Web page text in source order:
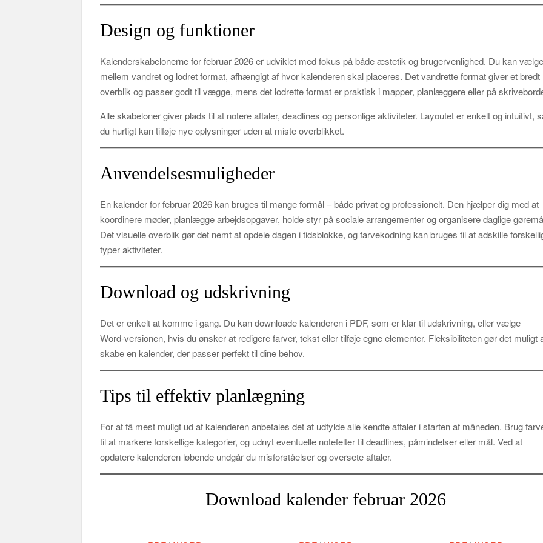
Design og funktioner
Kalenderskabelonerne for februar 2026 er udviklet med fokus på både æstetik og brugervenlighed. Du kan vælge
mellem vandret og lodret format, afhængigt af hvor kalenderen skal placeres. Det vandrette format giver et bredt
overblik og passer godt til vægge, mens det lodrette format er praktisk i mapper, planlæggere eller på
Alle skabeloner giver plads til at notere aftaler, deadlines og personlige aktiviteter. Layoutet er enkelt og intuitivt,
du hurtigt kan tilføje nye oplysninger uden at miste overblikket.
Anvendelsesmuligheder
En kalender for februar 2026 kan bruges til mange formål – både privat og professionelt. Den hjælper dig med at
koordinere møder, planlægge arbejdsopgaver, holde styr på sociale arrangementer og organisere daglige
Det visuelle overblik gør det nemt at opdele dagen i tidsblokke, og farvekodning kan bruges til at adskille
typer aktiviteter.
Download og udskrivning
Det er enkelt at komme i gang. Du kan downloade kalenderen i PDF, som er klar til udskrivning, eller vælge
Word‑versionen, hvis du ønsker at redigere farver, tekst eller tilføje egne elementer. Fleksibiliteten gør det muligt
skabe en kalender, der passer perfekt til dine behov.
Tips til effektiv planlægning
For at få mest muligt ud af kalenderen anbefales det at udfylde alle kendte aftaler i starten af måneden. Brug
til at markere forskellige kategorier, og udnyt eventuelle notefelter til deadlines, påmindelser eller mål. Ved at
opdatere kalenderen løbende undgår du misforståelser og oversete aftaler.
Download kalender februar 2026